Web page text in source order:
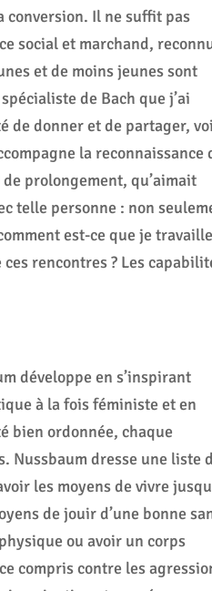
conversion. Il ne suffit pas
social et marchand,
et de moins jeunes sont
de Bach que j’ai
de donner et de partager,
la reconnaissance
prolongement, qu’aimait
telle personne : non
est-ce que je travaille
rencontres ? Les
développe en s’inspirant
à la fois féministe et en
bien ordonnée, chaque
Nussbaum dresse une liste
les moyens de vivre
de jouir d’une bonne
ou avoir un corps
compris contre les